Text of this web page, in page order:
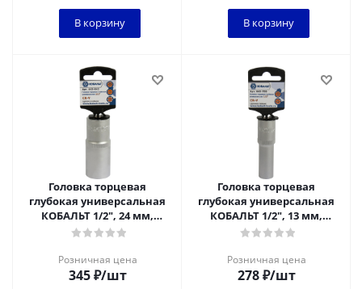
В корзину В корзину
Головка торцевая
глубокая универсальная
КОБАЛЬТ 1/2", 24 мм,
SPLINE Cr-V (1 шт.) подвес
Розничная цена
345₽/шт
Головка торцевая
глубокая универсальная
КОБАЛЬТ 1/2", 13 мм,
SPLINE Cr-V (1 шт.) подвес
Розничная цена
278₽/шт